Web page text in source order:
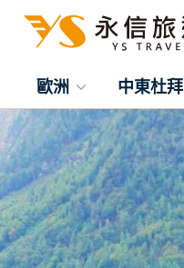
歐洲 中東杜拜